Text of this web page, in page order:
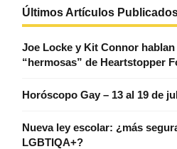
Últimos Artículos
Joe Locke y Kit Connor
“hermosas” de Heartstopper
Horóscopo Gay – 13 al 19 de
Nueva ley escolar: ¿más
LGBTIQA+?